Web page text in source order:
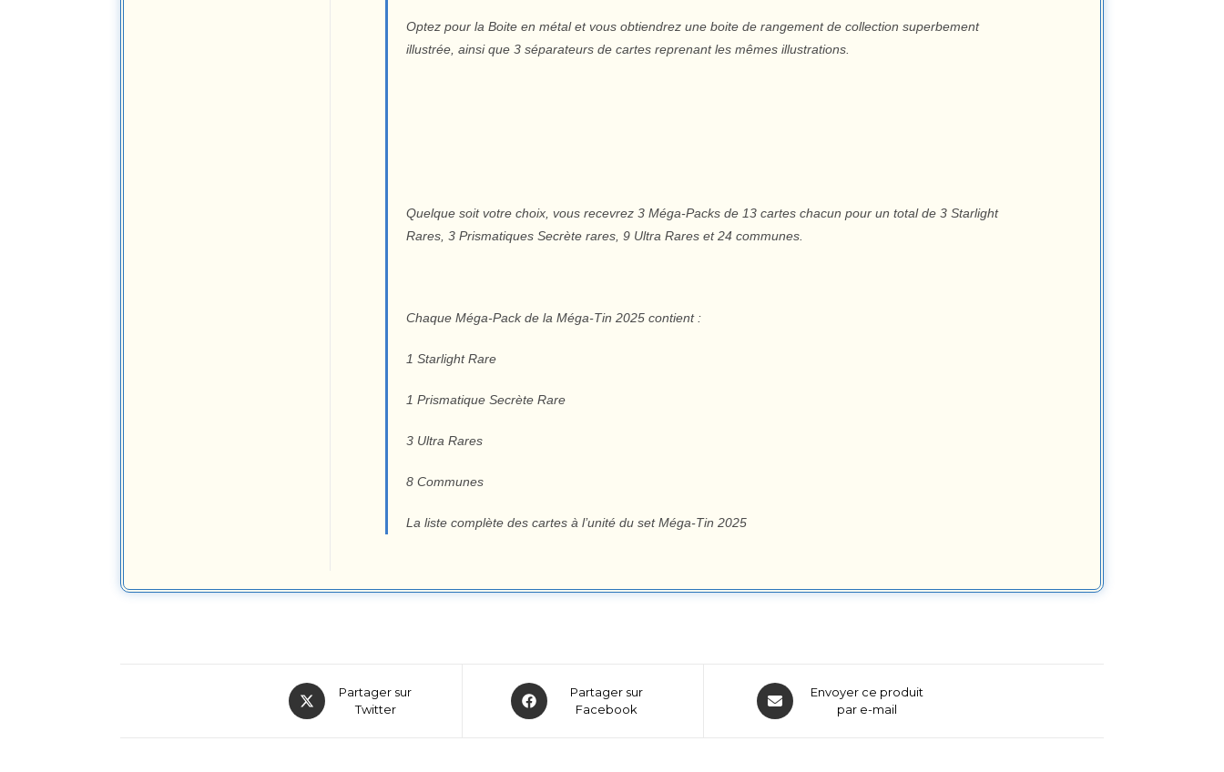
Optez pour la Boite en métal et vous obtiendrez une boite de rangement de collection superbement
illustrée, ainsi que 3 séparateurs de cartes reprenant les mêmes illustrations.
Quelque soit votre choix, vous recevrez 3 Méga-Packs de 13 cartes chacun pour un total de 3 Starlight
Rares, 3 Prismatiques Secrète rares, 9 Ultra Rares et 24 communes.
Chaque Méga-Pack de la Méga-Tin 2025 contient :
1 Starlight Rare
1 Prismatique Secrète Rare
3 Ultra Rares
8 Communes
La liste complète des cartes à l’unité du set Méga-Tin 2025
Partager sur
Twitter
Partager sur
Facebook
Envoyer ce produit
par e-mail